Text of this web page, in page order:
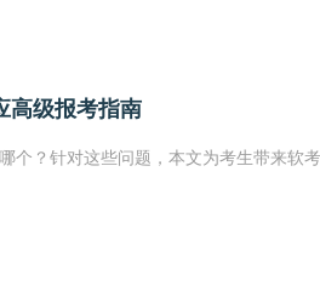
高级报考指南
个？针对这些问题，本文为考生带来软